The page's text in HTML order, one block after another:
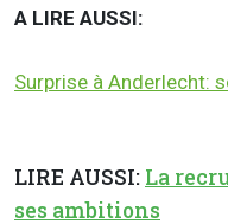
A LIRE AUSSI:
Surprise à Anderlecht:
LIRE AUSSI: La
ses ambitions